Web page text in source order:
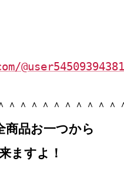
＾＾＾＾＾＾＾＾＾
商品お一つから
ますよ！